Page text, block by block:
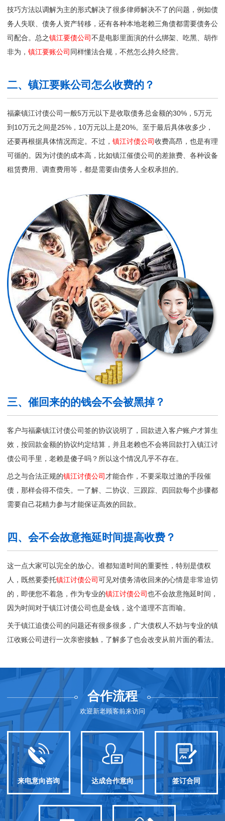
技巧方法以调解为主的形式解决了很多律师解决不了的问题，例如债
务人失联、债务人资产转移，还有各种本地老赖三角债都需要债务公
司配合。总之镇江要债公司不是电影里面演的什么绑架、吃黑、胡作
非为， 镇江要账公司 同样懂法合规，不然怎么持久经营。
二、镇江要账公司怎么收费的？
福豪镇江讨债公司一般5万元以下是收取债务总金额的30%，5万元
到10万元之间是25%，10万元以上是20%。至于最后具体收多少，
还要再根据具体情况而定。不过， 镇江讨债公司收费高昂，也是有理
可循的。因为讨债的成本高，比如镇江催债公司的差旅费、各种设备
租赁费用、调查费用等，都是需要由债务人全权承担的。
三、催回来的的钱会不会被黑掉？
客户与福豪镇江讨债公司签的协议说明了，回款进入客户账户才算生
效，按回款金额的协议约定结算，并且老赖也不会将回款打入镇江讨
债公司手里，老赖是傻子吗？所以这个情况几乎不存在。
总之与合法正规的镇江讨债公司 才能合作，不要采取过激的手段催
债，那样会得不偿失。一了解、二协议、三跟踪、四回款每个步骤都
需要自己花精力参与才能保证高效的回款。
四、会不会故意拖延时间提高收费？
这一点大家可以完全的放心。谁都知道时间的重要性，特别是债权
人，既然要委托镇江讨债公司可见对债务清收回来的心情是非常迫切
的，即便您不着急，作为专业的镇江讨债公司也不会故意拖延时间，
因为时间对于镇江讨债公司也是金钱，这个道理不言而喻。
关于镇江追债公司的问题还有很多很多，广大债权人不妨与专业的镇
江收账公司进行一次亲密接触，了解多了也会改变从前片面的看法。
合作流程
欢迎新老顾客前来访问
来电意向咨询 达成合作意向 签订合同